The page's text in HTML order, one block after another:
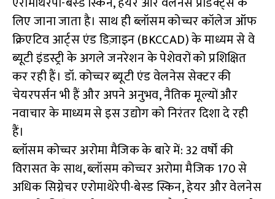
लिए जाना जाता है। साथ ही ब्लॉसम कोच्चर कॉलेज ऑफ
क्रिएटिव आर्ट्स एंड डिज़ाइन (BKCCAD) के माध्यम से वे
ब्यूटी इंडस्ट्री के अगले जनरेशन के पेशेवरों को प्रशिक्षित
कर रही हैं। डॉ. कोच्चर ब्यूटी एंड वेलनेस सेक्टर की
चेयरपर्सन भी हैं और अपने अनुभव, नैतिक मूल्यों और
नवाचार के माध्यम से इस उद्योग को निरंतर दिशा दे रही
हैं।
ब्लॉसम कोच्चर अरोमा मैजिक के बारे में: 32 वर्षों की
विरासत के साथ, ब्लॉसम कोच्चर अरोमा मैजिक 170 से
अधिक सिग्नेचर एरोमाथेरेपी-बेस्ड स्किन, हेयर और वेलनेस